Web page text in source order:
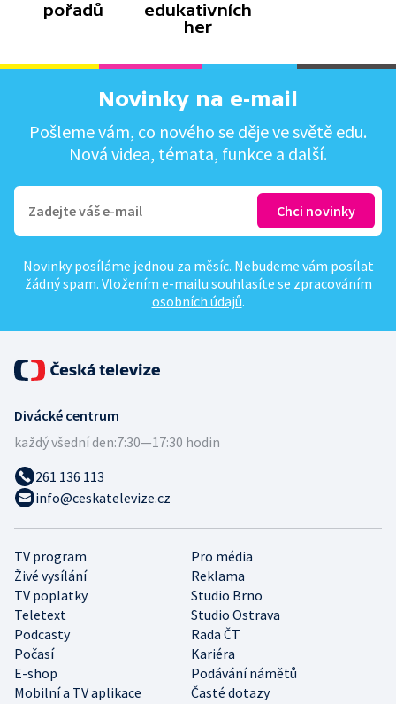
pořadů
edukativních
her
Novinky na e-mail
Pošleme vám, co nového se děje ve světě edu.
Nová videa, témata, funkce a další.
Novinky posíláme jednou za měsíc. Nebudeme vám posílat
žádný spam. Vložením e-mailu souhlasíte se zpracováním
osobních údajů.